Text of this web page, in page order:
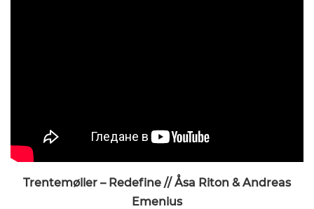
Trentemøller – Redefine // Åsa Riton & Andreas
Emenius